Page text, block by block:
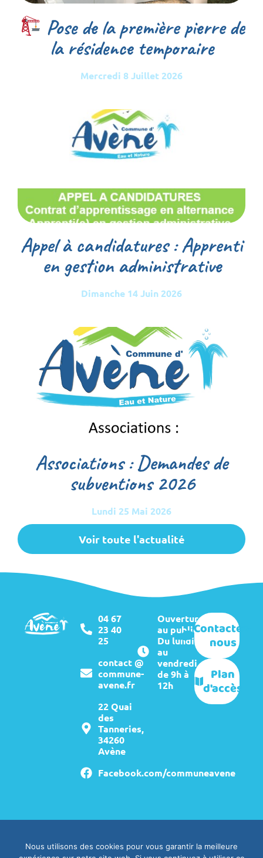
Pose de la première pierre de
la résidence temporaire
Mercredi 8 Juillet 2026
Appel à candidatures : Apprenti
en gestion administrative
Dimanche 14 Juin 2026
Associations : Demandes de
subventions 2026
Lundi 25 Mai 2026
Voir toute l'actualité
04 67
23 40
25
contact @
commune-
avene.fr
22 Quai
des
Tanneries,
34260
Avène
Facebook.com/communeavene
Ouverture
au public :
Du lundi
au
vendredi
de 9h à
12h
Contactez-
nous
Plan
d'accès
Nous utilisons des cookies pour vous garantir la meilleure